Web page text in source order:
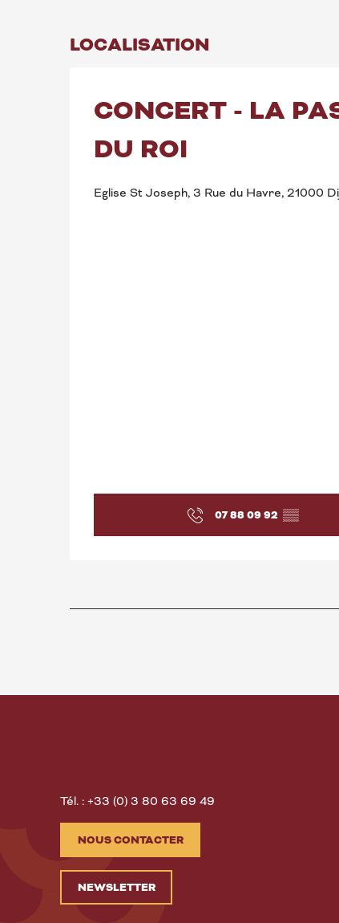
LOCALISATION
CONCERT - LA
DU ROI
Eglise St Joseph, 3 Rue du Havre, 21000
07 88 09 92 ▒▒
Tél. : +33 (0) 3 80 63 69 49
NOUS CONTACTER
NEWSLETTER